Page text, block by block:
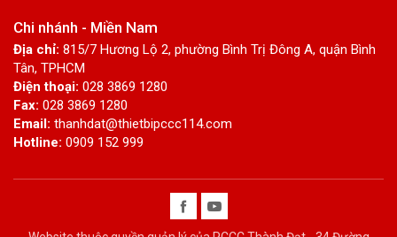
Chi nhánh - Miền Nam
Địa chỉ: 815/7 Hương Lộ 2, phường Bình Trị Đông A, quận Bình
Tân, TPHCM
Điện thoại: 028 3869 1280
Fax: 028 3869 1280
Email: thanhdat@thietbipccc114.com
Hotline: 0909 152 999